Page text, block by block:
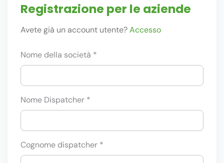
Registrazione per le aziende
Avete già un account utente?Accesso
Nome della società *
Nome Dispatcher *
Cognome dispatcher *